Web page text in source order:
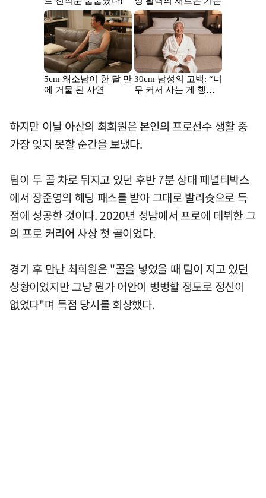
하지만 이날 아산의 최희원은 본인의 프로선수 생활 중
가장 잊지 못할 순간을 보냈다.
팀이 두 골 차로 뒤지고 있던 후반 7분 상대 페널티박스
에서 장준영의 헤딩 패스를 받아 그대로 발리슛으로 득
점에 성공한 것이다. 2020년 성남에서 프로에 데뷔한 그
의 프로 커리어 사상 첫 골이었다.
경기 후 만난 최희원은 "골을 넣었을 때 팀이 지고 있던
상황이었지만 그냥 뭔가 어안이 벙벙할 정도로 정신이
없었다"며 득점 당시를 회상했다.